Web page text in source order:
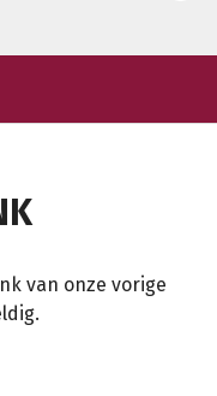
van onze vorige